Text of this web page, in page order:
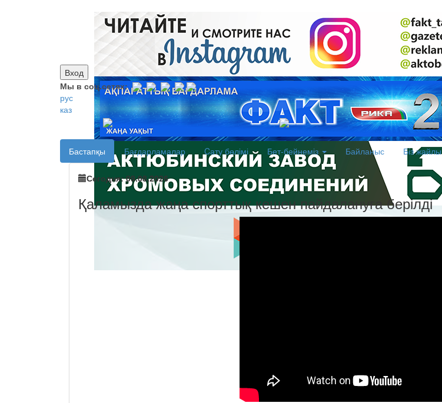
Вход
Мы в соц.сетях:
рус
каз
Бастапқы Бағдарламалар Cату бөлімі Бет-бейнеміз Байланыс Біз жайлы
Сегодня: 09.08.2026
Қаламызда жаңа спорттық кешен пайдалануға берілді